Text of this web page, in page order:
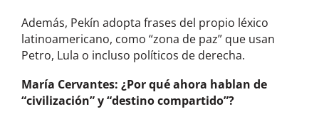
Además, Pekín adopta frases del propio léxico
latinoamericano, como “zona de paz” que usan
Petro, Lula o incluso políticos de derecha.
María Cervantes: ¿Por qué ahora hablan de
“civilización” y “destino compartido”?